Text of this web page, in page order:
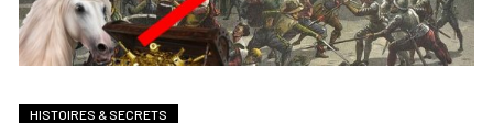
HISTOIRES & SECRETS